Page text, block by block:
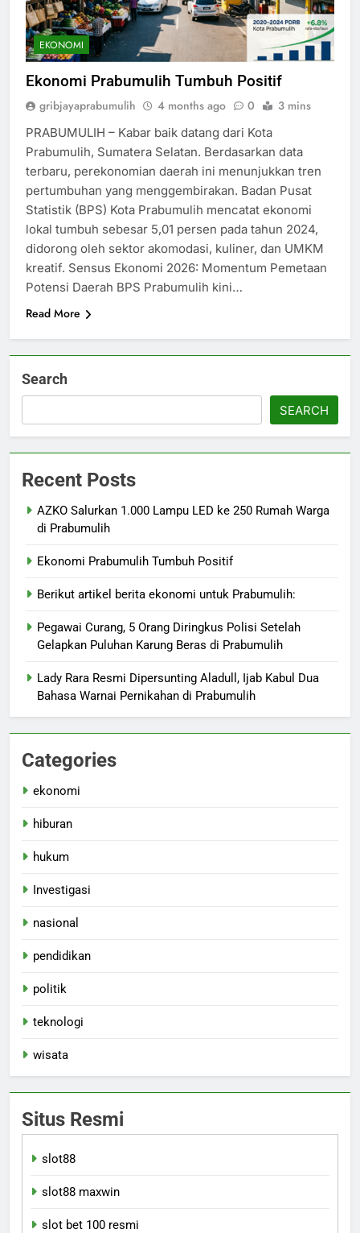
EKONOMI
Ekonomi Prabumulih Tumbuh Positif
gribjayaprabumulih 4 months ago 0 3 mins
PRABUMULIH – Kabar baik datang dari Kota
Prabumulih, Sumatera Selatan. Berdasarkan data
terbaru, perekonomian daerah ini menunjukkan tren
pertumbuhan yang menggembirakan. Badan Pusat
Statistik (BPS) Kota Prabumulih mencatat ekonomi
lokal tumbuh sebesar 5,01 persen pada tahun 2024,
didorong oleh sektor akomodasi, kuliner, dan UMKM
kreatif. Sensus Ekonomi 2026: Momentum Pemetaan
Potensi Daerah BPS Prabumulih kini…
Read More
Search
SEARCH
Recent Posts
AZKO Salurkan 1.000 Lampu LED ke 250 Rumah Warga
di Prabumulih
Ekonomi Prabumulih Tumbuh Positif
Berikut artikel berita ekonomi untuk Prabumulih:
Pegawai Curang, 5 Orang Diringkus Polisi Setelah
Gelapkan Puluhan Karung Beras di Prabumulih
Lady Rara Resmi Dipersunting Aladull, Ijab Kabul Dua
Bahasa Warnai Pernikahan di Prabumulih
Categories
ekonomi
hiburan
hukum
Investigasi
nasional
pendidikan
politik
teknologi
wisata
Situs Resmi
slot88
slot88 maxwin
slot bet 100 resmi